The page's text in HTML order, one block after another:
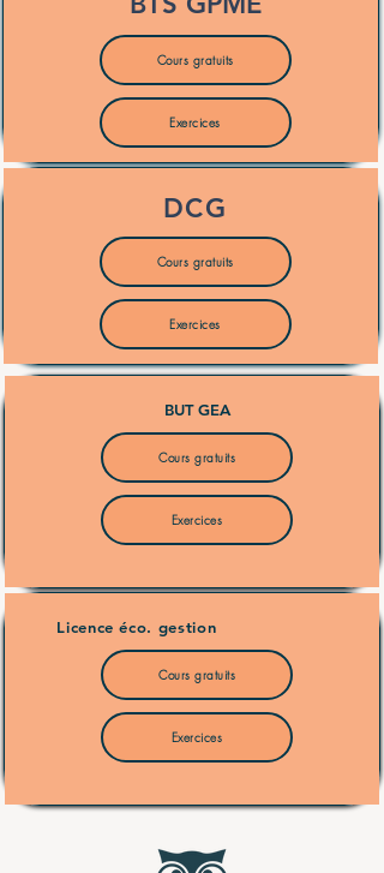
Cours gratuits
Exercices
DCG
Cours gratuits
Exercices
BUT GEA
Cours gratuits
Exercices
Licence éco. gestion
Cours gratuits
Exercices